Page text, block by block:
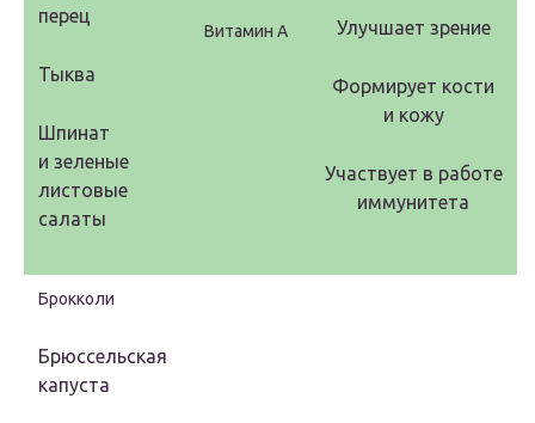
перец
Тыква
Шпинат
и зеленые
листовые
салаты
Витамин А Улучшает зрение
Формирует кости
и кожу
Участвует в работе
иммунитета
Брокколи
Брюссельская
капуста